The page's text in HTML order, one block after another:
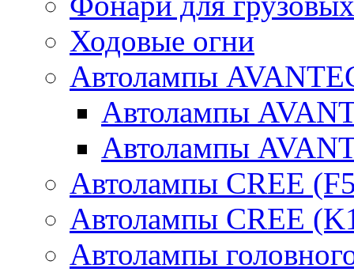
Ходовые огни
Автолампы
Автолампы
Автолампы
Автолампы CREE
Автолампы CREE
Автолампы